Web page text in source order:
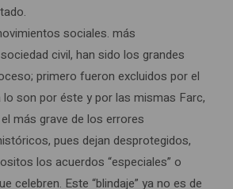
sociales. más
civil, han sido los grandes
primero fueron excluidos por el
lo son por éste y por las mismas Farc,
más grave de los errores
pues dejan desprotegidos,
los acuerdos “especiales” o
celebren. Este “blindaje” ya no es de